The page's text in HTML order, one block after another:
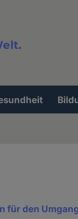
für den